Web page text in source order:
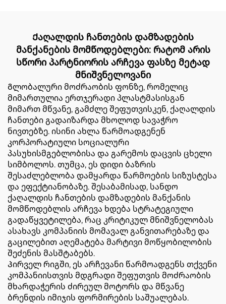
Ქაღალდის ჩანთების დამზადების
მანქანების მომწოდებლები: რატომ არის
სწორი პარტნიორის არჩევა ფასზე მეტად
მნიშვნელოვანი
Გლობალური მოძრაობის ფონზე, რომელიც
მიმართულია ერთჯერადი პლასტმასისგან
მიმართ მწვანე, გამძლე შეფუთვისკენ, ქაღალდის
ჩანთები გადაიზარდა მხოლოდ სავაჭრო
ნივთებზე. ისინი ახლა წარმოადგენენ
კორპორატიული სოციალური
პასუხისმგებლობისა და გარემოს დაცვის ცხელი
სიმბოლოს. თუმცა, ეს დიდი ბაზრის
შესაძლებლობა დამყარდა წარმოების სიზუსტესა
და ეფექტიანობაზე. შესაბამისად, სანდო
ქაღალდის ჩანთების დამზადების მანქანის
მომწოდებლის არჩევა ხდება სტრატეგიული
გადაწყვეტილება, რაც კრიტიკულ მნიშვნელობას
ასახავს კომპანიის მომავალ განვითარებაზე და
გაცილებით აღემატება მარტივი მოწყობილობის
შეძენის მასშტაბებს.
Პირველ რიგში, ეს არჩევანი წარმოადგენს თქვენი
კომპანიისთვის მდგრადი შეფუთვის მოძრაობის
მხარდაჭერის ძირეულ მოტორს და მწვანე
ბრენდის იმიჯის ფორმირების საშუალებას.